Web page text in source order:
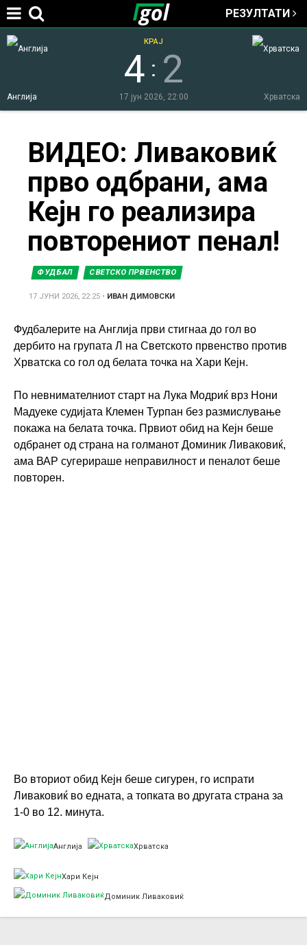
Jump to navigation
РЕЗУЛТАТИ
Англија Хрватска
4 : 2
КРАЈ
17 јун 2026, 22:00
ВИДЕО: Ливаковиќ
прво одбрани, ама
Кејн го реализира
повторениот пенал!
ФУДБАЛ СВЕТСКО ПРВЕНСТВО
17 ЈУНИ 2026, 22:25 • ИВАН ДИМОВСКИ
Фудбалерите на Англија први стигнаа до гол во
дербито на групата Л на Светското првенство против
Хрватска со гол од белата точка на Хари Кејн.
По невнимателниот старт на Лука Модриќ врз Нони
Мадуеке судијата Клемен Турпан без размислување
покажа на белата точка. Првиот обид на Кејн беше
одбранет од страна на голманот Доминик Ливаковиќ,
ама ВАР сугерираше неправилност и пеналот беше
повторен.
Во вториот обид Кејн беше сигурен, го испрати
Ливаковиќ во едната, а топката во другата страна за
1-0 во 12. минута.
Англија Хрватска
Хари Кејн
Доминик Ливаковиќ